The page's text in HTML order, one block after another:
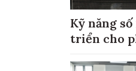
Kỹ năng
triển cho